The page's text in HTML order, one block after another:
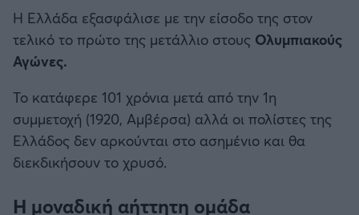
Η Ελλάδα εξασφάλισε με την είσοδο της στον
τελικό το πρώτο της μετάλλιο στους Ολυμπιακούς
Αγώνες.
Το κατάφερε 101 χρόνια μετά από την 1η
συμμετοχή (1920, Αμβέρσα) αλλά οι πολίστες της
Ελλάδος δεν αρκούνται στο ασημένιο και θα
διεκδικήσουν το χρυσό.
Η μοναδική αήττητη ομάδα